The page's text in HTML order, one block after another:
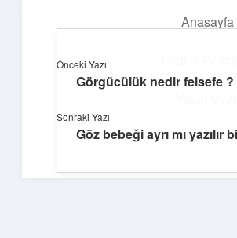
Anasayfa
Dijital Dünya
Önceki Yazı
Görgücülük nedir felsefe ?
Sonraki Yazı
Göz bebeği ayrı mı yazılır